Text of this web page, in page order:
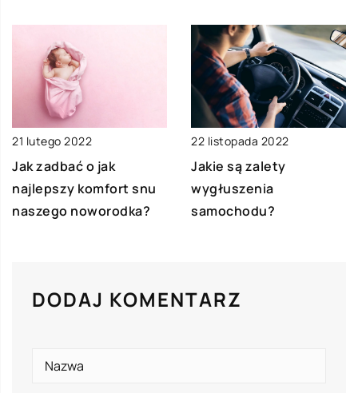
21 lutego 2022
Jak zadbać o jak
najlepszy komfort snu
naszego noworodka?
22 listopada 2022
Jakie są zalety
wygłuszenia
samochodu?
DODAJ KOMENTARZ